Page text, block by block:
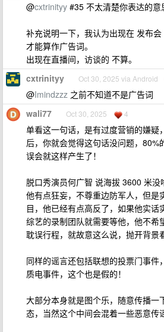
@cxtrinityy #35 不太清楚你表达的意
补充说明一下，我认为出现在 发布
才能算作广告词。
出现在直播间，访谈的 不算。
cxtrinityy Oct 30, 2025 via Android
@Imindzzz 之前不知道不是广告词
wali77 Oct 30, 2025 4
单看这一句话，是有过度营销的嫌疑
后，你就会觉得这句话没问题，80%
误会就这样产生了！
脱口秀演员何广智 说海拔 3600 米
他有点狂妄，不尊重边防军人，但是
目，他已经有点高反了，如果他实
综艺的录制团队就需要等他，他不希
耽误行程，就故意这么说，抛开背景
同样的谣言还包括联想的投票门事件
质电事件，这个也是假的！
大部分本身就是图个乐，随意传播一
态，当然这个中间会混着一些恶意传